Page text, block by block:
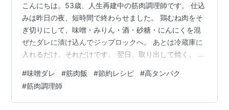
こんにちは。53歳、人生再建中の筋肉調理師です。 仕込
みは昨日の夜、短時間で終わらせました。 鶏むね肉をそ
ぎ切りにして、味噌・みりん・酒・砂糖・にんにくを混
ぜたダレに漬け込んでジップロックへ。 あとは冷蔵庫に
入れるだけ。それだけです。 翌日、取り出して焼く。 そ
みの力というものは本当に偉大です。 今日は昨日の鶏む
ね肉の南蛮漬けで使った半量、約181gを使いました。 一
枚買って二日間楽しむ。これが筋肉調理師の食材の使い
#味噌ダレ #筋肉飯 #節約レシピ #高タンパク
#筋肉調理師